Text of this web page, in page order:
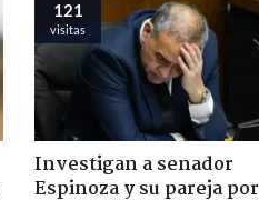
121
visitas
Investigan a senador
Espinoza y su pareja por